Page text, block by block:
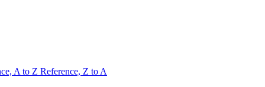
A to Z Reference, Z to A